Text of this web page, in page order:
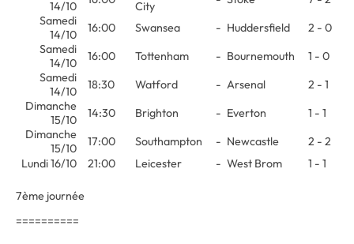
14/10
City
Samedi
14/10
16:00 Swansea - Huddersfield
2 - 0
Samedi
14/10
16:00 Tottenham - Bournemouth
1 - 0
Samedi
14/10
18:30 Watford - Arsenal
2 - 1
Dimanche
15/10
14:30 Brighton - Everton
1 - 1
Dimanche
15/10
17:00 Southampton - Newcastle
2 - 2
Lundi 16/10
21:00 Leicester - West Brom 1 - 1
7ème journée
==========